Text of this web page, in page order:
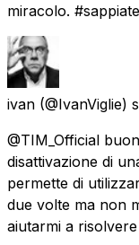
miracolo.
ivan (@IvanViglie)
@TIM_Official
disattivazione di
permette di
due volte ma non
aiutarmi a